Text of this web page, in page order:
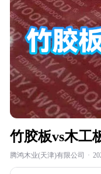
竹胶板vs木工
腾鸿木业(天津)有限公司 ·